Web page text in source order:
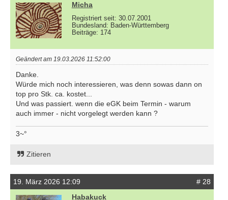
Micha
Registriert seit: 30.07.2001
Bundesland: Baden-Württemberg
Beiträge: 174
Geändert am 19.03.2026 11:52:00
Danke.
Würde mich noch interessieren, was denn sowas dann on
top pro Stk. ca. kostet...
Und was passiert. wenn die eGK beim Termin - warum
auch immer - nicht vorgelegt werden kann ?
3~°
Zitieren
19. März 2026 12:09
# 28
Habakuck